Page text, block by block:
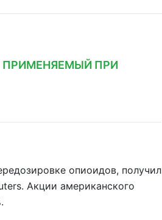
ПРИМЕНЯЕМЫЙ ПРИ
опиоидов, получил
Акции американского